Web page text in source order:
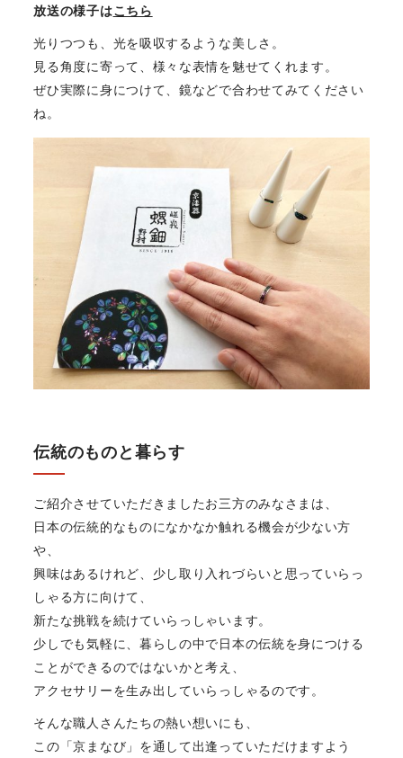
放送の様子はこちら
光りつつも、光を吸収するような美しさ。
見る角度に寄って、様々な表情を魅せてくれます。
ぜひ実際に身につけて、鏡などで合わせてみてください
ね。
伝統のものと暮らす
ご紹介させていただきましたお三方のみなさまは、
日本の伝統的なものになかなか触れる機会が少ない方
や、
興味はあるけれど、少し取り入れづらいと思っていらっ
しゃる方に向けて、
新たな挑戦を続けていらっしゃいます。
少しでも気軽に、暮らしの中で日本の伝統を身につける
ことができるのではないかと考え、
アクセサリーを生み出していらっしゃるのです。
そんな職人さんたちの熱い想いにも、
この「京まなび」を通して出逢っていただけますよう